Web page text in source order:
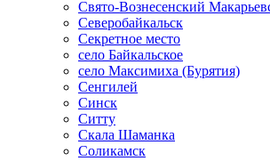
Свято-Вознесенский
Северобайкальск
Секретное место
село Байкальское
село Максимиха (Бурятия)
Сенгилей
Синск
Ситту
Скала Шаманка
Соликамск